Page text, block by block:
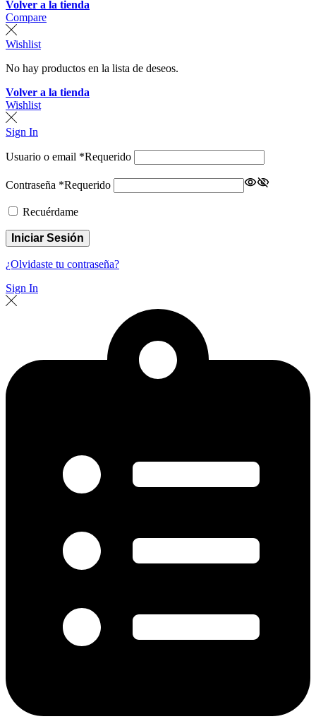
Volver a la tienda
Compare
Wishlist
No hay productos en la lista de deseos.
Volver a la tienda
Wishlist
Sign In
Usuario o email *Requerido
Contraseña *Requerido
Recuérdame
Iniciar Sesión
¿Olvidaste tu contraseña?
Sign In